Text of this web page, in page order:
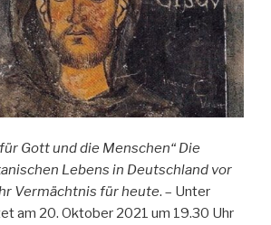
Gott und die Menschen“ Die
Lebens in Deutschland vor
Vermächtnis für heute. – Unter
am 20. Oktober 2021 um 19.30 Uhr